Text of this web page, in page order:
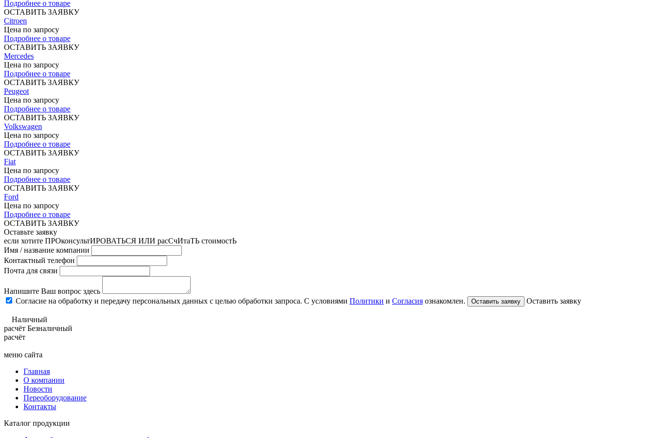
Подробнее о товаре
ОСТАВИТЬ ЗАЯВКУ
Citroen
Цена по запросу
Подробнее о товаре
ОСТАВИТЬ ЗАЯВКУ
Mercedes
Цена по запросу
Подробнее о товаре
ОСТАВИТЬ ЗАЯВКУ
Peugeot
Цена по запросу
Подробнее о товаре
ОСТАВИТЬ ЗАЯВКУ
Volkswagen
Цена по запросу
Подробнее о товаре
ОСТАВИТЬ ЗАЯВКУ
Fiat
Цена по запросу
Подробнее о товаре
ОСТАВИТЬ ЗАЯВКУ
Ford
Цена по запросу
Подробнее о товаре
ОСТАВИТЬ ЗАЯВКУ
Оставьте заявку
если хотите ПРОконсультИРОВАТЬСЯ ИЛИ расСчИтаТЬ стоимостЬ
Имя / название компании
Контактный телефон
Почта для связи
Напишите Ваш вопрос здесь
Согласие на обработку и передачу персональных данных с целью обработки запроса. С условиями Политики и Согласия ознакомлен. Оставить заявку
Наличный
расчёт Безналичный
расчёт
меню сайта
Главная
О компании
Новости
Переоборудование
Контакты
Каталог продукции